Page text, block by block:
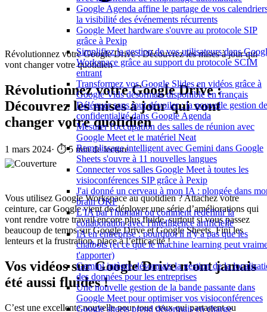
Google Agenda affine le partage de vos
la visibilité des événements récurrents
Google Meet hardware s'ouvre au protocole SIP
grâce à Pexip
Simplifiez la gestion de vos utilisateurs dans
Workspace grâce au support du protocole SCIM
entrant
Transformez vos Google Slides en vidéos grâce à
Google Vids désormais disponible en français
Déléguer sans tout dévoiler : la nouvelle gestion
confidentialité dans Google Agenda
Mesurer l'occupation des salles de réunion avec
Google Meet et le matériel Neat
Remplissage intelligent avec Gemini dans Google
Sheets s'ouvre à 11 nouvelles langues
Connecter vos salles Google Meet à toutes les
visioconférences SIP grâce à Pexip
J'ai donné un cerveau à mon IA : plongée dans
brain OKF
L'IA par l'humain ou comment redéfinir la
collaboration avec l'intelligence artificielle
IA en entreprise : pourquoi il n'y a pas que les
chatbots (et ce que le machine learning peut
t'apporter)
Gemini intègre désormais la gestion de la
des données pour les entreprises
Une nouvelle gestion de la bande passante dans
Google Meet pour optimiser vos visioconférences
Google sheets prend désormais en charge
Révolutionnez votre Google Drive : Découvrez les mises à jour qui
vont changer votre quotidien
Révolutionnez votre Google Drive :
Découvrez les mises à jour qui vont
changer votre quotidien
1 mars 2024· ⏱️ 5 min de lecture
Vous utilisez Google Workspace au quotidien ? Attachez votre
ceinture, car Google vient de déployer une série d’améliorations qui
vont rendre votre travail encore plus fluide, surtout si vous passez
beaucoup de temps sur Google Drive et Google Sheets. Fini les
lenteurs et la frustration, place à l’efficacité !
Vos vidéos sur Google Drive n’ont jamais
été aussi fluides !
C’est une excellente nouvelle pour tous ceux qui partagent ou